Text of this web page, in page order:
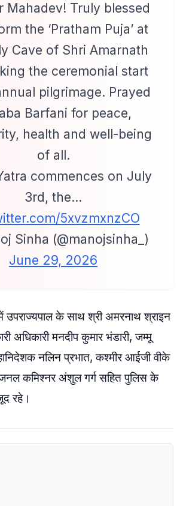
Mahadev! Truly blessed
the ‘Pratham Puja’ at
Cave of Shri Amarnath
the ceremonial start
pilgrimage. Prayed
Barfani for peace,
health and well-being
of all.
commences on July
3rd, the…
5xvzmxnzCO
Sinha (@manojsinha_)
June 29, 2026
के साथ श्री अमरनाथ श्राइन
अधिकारी मनदीप कुमार भंडारी, जम्मू
नलिन प्रभात, कश्मीर आईजी वीके
कमिश्नर अंशुल गर्ग सहित पुलिस के
रहे।